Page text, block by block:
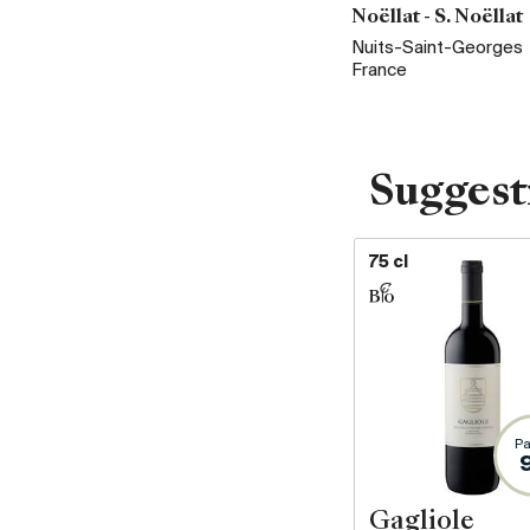
Noëllat - S. Noëllat
Nuits-Saint-Georges
France
75 cl
Gagliole